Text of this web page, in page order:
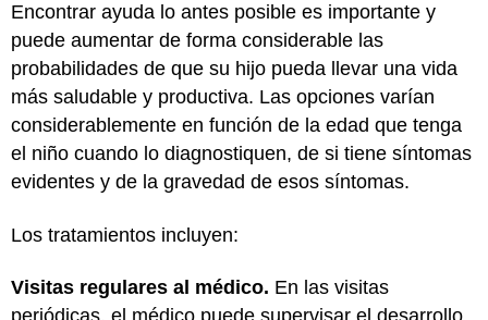
Encontrar ayuda lo antes posible es importante y
puede aumentar de forma considerable las
probabilidades de que su hijo pueda llevar una vida
más saludable y productiva. Las opciones varían
considerablemente en función de la edad que tenga
el niño cuando lo diagnostiquen, de si tiene síntomas
evidentes y de la gravedad de esos síntomas.
Los tratamientos incluyen:
Visitas regulares al médico. En las visitas
periódicas, el médico puede supervisar el desarrollo